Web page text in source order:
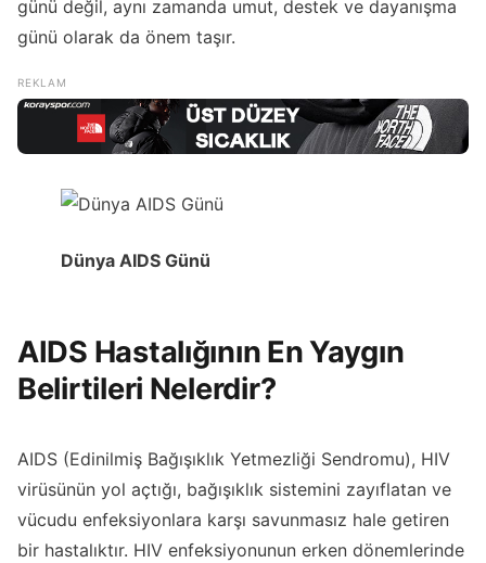
günü değil, aynı zamanda umut, destek ve dayanışma
günü olarak da önem taşır.
Dünya AIDS Günü
AIDS Hastalığının En Yaygın
Belirtileri Nelerdir?
AIDS (Edinilmiş Bağışıklık Yetmezliği Sendromu), HIV
virüsünün yol açtığı, bağışıklık sistemini zayıflatan ve
vücudu enfeksiyonlara karşı savunmasız hale getiren
bir hastalıktır. HIV enfeksiyonunun erken dönemlerinde